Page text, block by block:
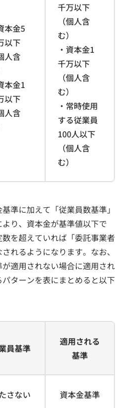
本金5
以下
人含
本金1
以下
人含
千万以下
（個人含
む）
・資本金1
千万以下
（個人含
む）
・常時使用
する従業員
100人以下
（個人含
む）
準に加えて「従業員数基準」
り、資本金が基準値以下で
を超えていれば「委託事業者
れるようになります。なお、
適用されない場合に適用され
ターンを表にまとめると以下
員基準
適用される
基準
さない 資本金基準